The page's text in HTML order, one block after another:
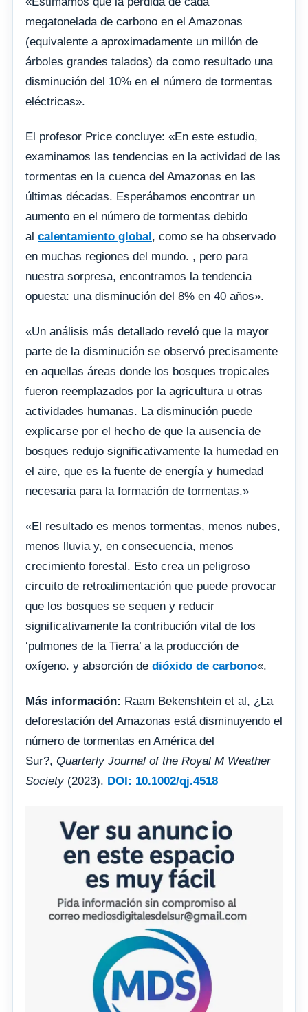
megatonelada de carbono en el Amazonas
(equivalente a aproximadamente un millón de
árboles grandes talados) da como resultado una
disminución del 10% en el número de tormentas
eléctricas».
El profesor Price concluye: «En este estudio,
examinamos las tendencias en la actividad de las
tormentas en la cuenca del Amazonas en las
últimas décadas. Esperábamos encontrar un
aumento en el número de tormentas debido
al calentamiento global , como se ha observado
en muchas regiones del mundo. , pero para
nuestra sorpresa, encontramos la tendencia
opuesta: una disminución del 8% en 40 años».
«Un análisis más detallado reveló que la mayor
parte de la disminución se observó precisamente
en aquellas áreas donde los bosques tropicales
fueron reemplazados por la agricultura u otras
actividades humanas. La disminución puede
explicarse por el hecho de que la ausencia de
bosques redujo significativamente la humedad en
el aire, que es la fuente de energía y humedad
necesaria para la formación de tormentas.»
«El resultado es menos tormentas, menos nubes,
menos lluvia y, en consecuencia, menos
crecimiento forestal. Esto crea un peligroso
circuito de retroalimentación que puede provocar
que los bosques se sequen y reducir
significativamente la contribución vital de los
‘pulmones de la Tierra’ a la producción de
oxígeno. y absorción de dióxido de carbono«.
Más información: Raam Bekenshtein et al, ¿La
deforestación del Amazonas está disminuyendo el
número de tormentas en América del
Sur?, Quarterly Journal of the Royal M Weather
Society(2023). DOI: 10.1002/qj.4518